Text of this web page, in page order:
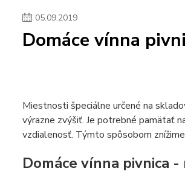
05.09.2019
Domáce vínna
Miestnosti špeciálne určené na
výrazne zvýšiť. Je potrebné pamätať
vzdialenosť. Týmto spôsobom
Domáce vínna pivnica